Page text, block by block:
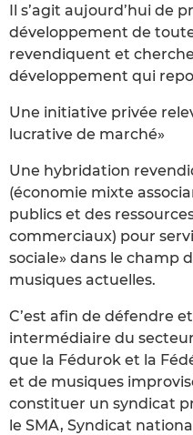
Il s’agit aujourd’hui de
développement de
revendiquent et
développement qui
Une initiative privée
lucrative de marché»
Une hybridation
(économie mixte
publics et des
commerciaux) pour
sociale» dans le champ
musiques actuelles.
C’est afin de défendre
intermédiaire du
que la Fédurok et la
et de musiques
constituer un syndicat
le SMA, Syndicat